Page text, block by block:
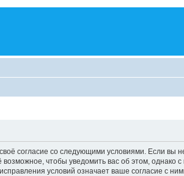
согласие со следующими условиями. Если вы
чтобы уведомить вас об этом,
условий означает ваше согласие с